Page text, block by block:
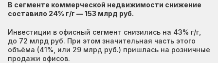
В сегменте коммерческой недвижимости снижение
составило 24% г/г — 153 млрд руб.
Инвестиции в офисный сегмент снизились на 43% г/г,
до 72 млрд руб. При этом значительная часть этого
объёма (41%, или 29 млрд руб.) пришлась на розничные
продажи офисов.